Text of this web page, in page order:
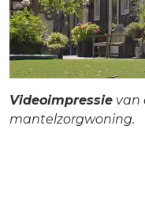
Videoimpressie van
mantelzorgwoning.